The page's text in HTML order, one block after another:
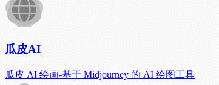
瓜皮AI
瓜皮 AI 绘画-基于 Midjourney 的 AI 绘图工具